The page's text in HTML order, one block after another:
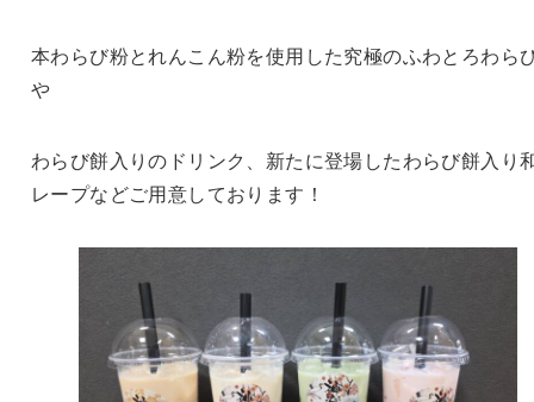
本わらび粉とれんこん粉を使用した究極のふわとろわら
や
わらび餅入りのドリンク、新たに登場したわらび餅入り
レープなどご用意しております！